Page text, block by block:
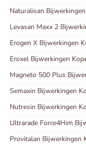
Naturalisan
Levasan Maxx 2
Erogen X Bijwerkingen
Eroxel Bijwerkingen
Magneto 500 Plus
Semaxin Bijwerkingen
Nutresin Bijwerkingen
Ultrarade Force4Him
Provitalan Bijwerkingen